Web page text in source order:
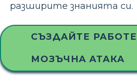
разширите знанията си.
СЪЗДАЙТЕ
МОЗЪЧНА АТАКА